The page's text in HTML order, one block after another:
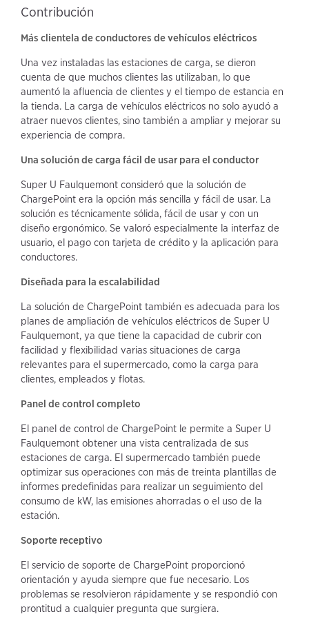
Contribución
Más clientela de conductores de vehículos eléctricos
Una vez instaladas las estaciones de carga, se dieron
cuenta de que muchos clientes las utilizaban, lo que
aumentó la afluencia de clientes y el tiempo de estancia en
la tienda. La carga de vehículos eléctricos no solo ayudó a
atraer nuevos clientes, sino también a ampliar y mejorar su
experiencia de compra.
Una solución de carga fácil de usar para el conductor
Super U Faulquemont consideró que la solución de
ChargePoint era la opción más sencilla y fácil de usar. La
solución es técnicamente sólida, fácil de usar y con un
diseño ergonómico. Se valoró especialmente la interfaz de
usuario, el pago con tarjeta de crédito y la aplicación para
conductores.
Diseñada para la escalabilidad
La solución de ChargePoint también es adecuada para los
planes de ampliación de vehículos eléctricos de Super U
Faulquemont, ya que tiene la capacidad de cubrir con
facilidad y flexibilidad varias situaciones de carga
relevantes para el supermercado, como la carga para
clientes, empleados y flotas.
Panel de control completo
El panel de control de ChargePoint le permite a Super U
Faulquemont obtener una vista centralizada de sus
estaciones de carga. El supermercado también puede
optimizar sus operaciones con más de treinta plantillas de
informes predefinidas para realizar un seguimiento del
consumo de kW, las emisiones ahorradas o el uso de la
estación.
Soporte receptivo
El servicio de soporte de ChargePoint proporcionó
orientación y ayuda siempre que fue necesario. Los
problemas se resolvieron rápidamente y se respondió con
prontitud a cualquier pregunta que surgiera.